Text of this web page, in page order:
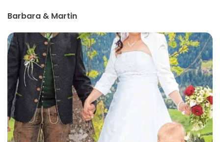
Barbara & Martin